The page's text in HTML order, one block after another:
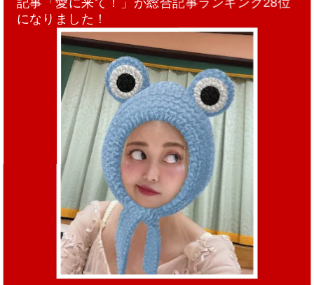
になりました！